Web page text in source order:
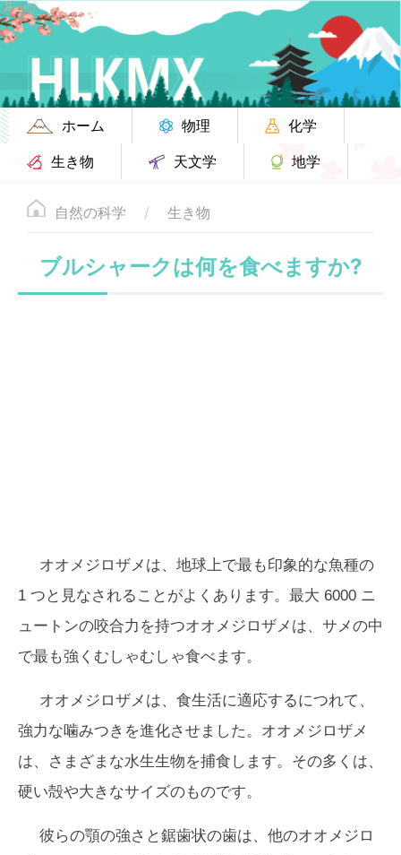
ホーム 物理
化学
生き物
天文学 地学
自然の科学 生き物
ブルシャークは何を食べますか?
オオメジロザメは、地球上で最も印象的な魚種の
1 つと見なされることがよくあります。最大 6000 ニ
ュートンの咬合力を持つオオメジロザメは、サメの中
で最も強くむしゃむしゃ食べます。
オオメジロザメは、食生活に適応するにつれて、
強力な噛みつきを進化させました。オオメジロザメ
は、さまざまな水生生物を捕食します。その多くは、
硬い殻や大きなサイズのものです。
彼らの顎の強さと鋸歯状の歯は、他のオオメジロ